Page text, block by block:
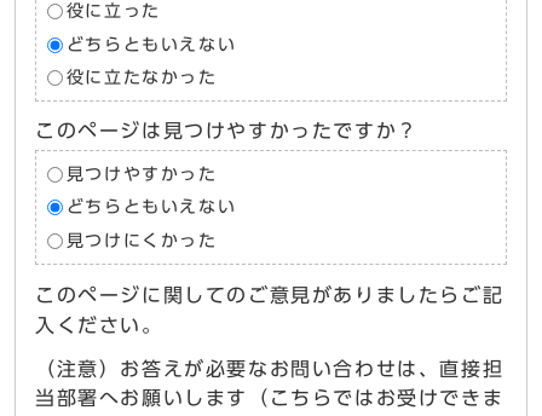
役に立った
どちらともいえない
役に立たなかった
このページは見つけやすかったですか？
見つけやすかった
どちらともいえない
見つけにくかった
このページに関してのご意見がありましたらご記
入ください。
（注意）お答えが必要なお問い合わせは、直接担
当部署へお願いします（こちらではお受けできま